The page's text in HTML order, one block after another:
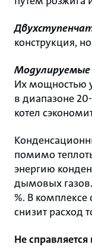
конструкция,
Модулируемые
Их мощностью
в диапазоне
котел
помимо
энергию
дымовых
%. В
снизит расход
Не